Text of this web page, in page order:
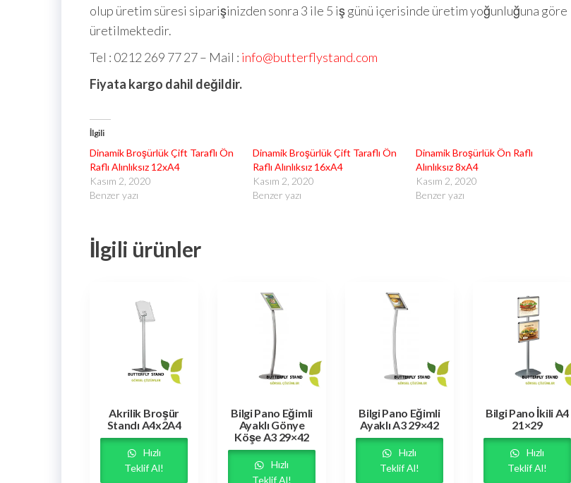
olup üretim süresi siparişinizden sonra 3 ile 5 iş günü içerisinde üretim yoğunluğuna göre
üretilmektedir.
Tel : 0212 269 77 27 – Mail : info@butterflystand.com
Fiyata kargo dahil değildir.
İlgili
Dinamik Broşürlük Çift Taraflı Ön
Raflı Alınlıksız 12xA4
Kasım 2, 2020
Benzer yazı
Dinamik Broşürlük Çift Taraflı Ön
Raflı Alınlıksız 16xA4
Kasım 2, 2020
Benzer yazı
Dinamik Broşürlük Ön Raflı
Alınlıksız 8xA4
Kasım 2, 2020
Benzer yazı
İlgili ürünler
Akrilik Broşür
Standı A4x2A4
Hızlı
Teklif Al!
Bilgi Pano Eğimli
Ayaklı Gönye
Köşe A3 29×42
Hızlı
Teklif Al!
Bilgi Pano Eğimli
Ayaklı A3 29×42
Hızlı
Teklif Al!
Bilgi Pano İkili A4
21×29
Hızlı
Teklif Al!